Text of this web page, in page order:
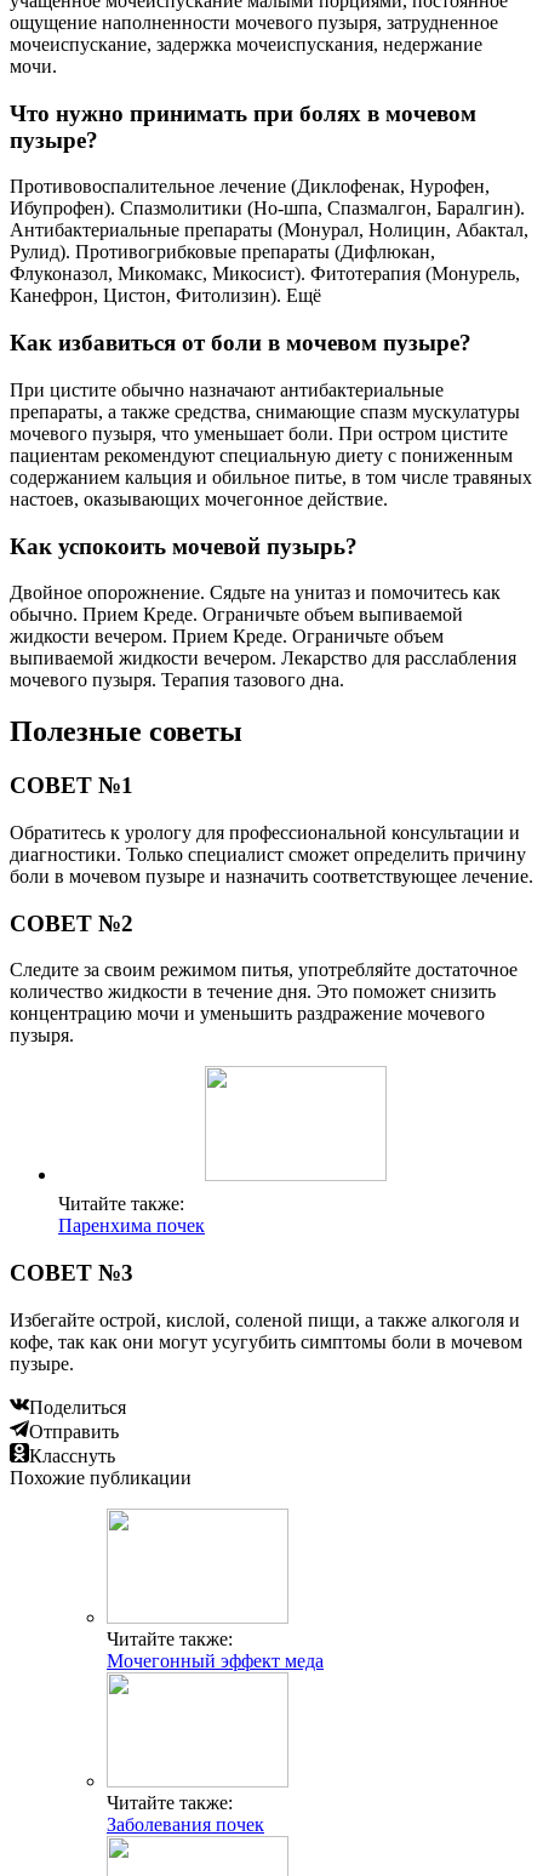
ощущение наполненности мочевого пузыря, затрудненное
мочеиспускание, задержка мочеиспускания, недержание
мочи.
Что нужно принимать при болях в мочевом
пузыре?
Противовоспалительное лечение (Диклофенак, Нурофен,
Ибупрофен). Спазмолитики (Но-шпа, Спазмалгон, Баралгин).
Антибактериальные препараты (Монурал, Нолицин, Абактал,
Рулид). Противогрибковые препараты (Дифлюкан,
Флуконазол, Микомакс, Микосист). Фитотерапия (Монурель,
Канефрон, Цистон, Фитолизин). Ещё
Как избавиться от боли в мочевом пузыре?
При цистите обычно назначают антибактериальные
препараты, а также средства, снимающие спазм мускулатуры
мочевого пузыря, что уменьшает боли. При остром цистите
пациентам рекомендуют специальную диету с пониженным
содержанием кальция и обильное питье, в том числе травяных
настоев, оказывающих мочегонное действие.
Как успокоить мочевой пузырь?
Двойное опорожнение. Сядьте на унитаз и помочитесь как
обычно. Прием Креде. Ограничьте объем выпиваемой
жидкости вечером. Прием Креде. Ограничьте объем
выпиваемой жидкости вечером. Лекарство для расслабления
мочевого пузыря. Терапия тазового дна.
Полезные советы
СОВЕТ №1
Обратитесь к урологу для профессиональной консультации и
диагностики. Только специалист сможет определить причину
боли в мочевом пузыре и назначить соответствующее лечение.
СОВЕТ №2
Следите за своим режимом питья, употребляйте достаточное
количество жидкости в течение дня. Это поможет снизить
концентрацию мочи и уменьшить раздражение мочевого
пузыря.
Читайте также:
Паренхима почек
СОВЕТ №3
Избегайте острой, кислой, соленой пищи, а также алкоголя и
кофе, так как они могут усугубить симптомы боли в мочевом
пузыре.
Поделиться
Отправить
Класснуть
Похожие публикации
Читайте также:
Мочегонный эффект меда
Читайте также:
Заболевания почек